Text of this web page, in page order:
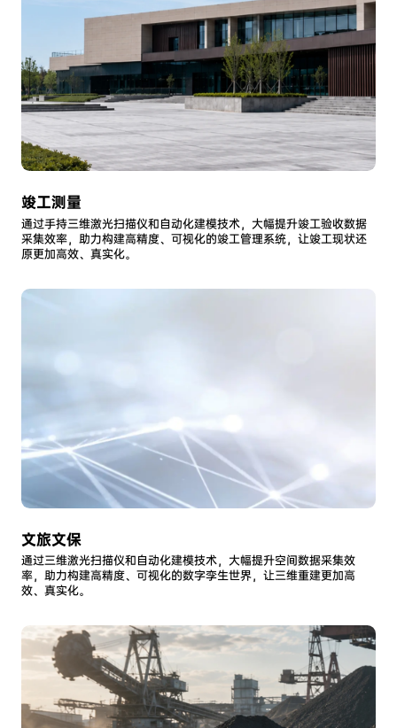
竣工测量
通过手持三维激光扫描仪和自动化建模技术，大幅提升竣工验收数据
采集效率，助力构建高精度、可视化的竣工管理系统，让竣工现状还
原更加高效、真实化。
文旅文保
通过三维激光扫描仪和自动化建模技术，大幅提升空间数据采集效
率，助力构建高精度、可视化的数字孪生世界，让三维重建更加高
效、真实化。